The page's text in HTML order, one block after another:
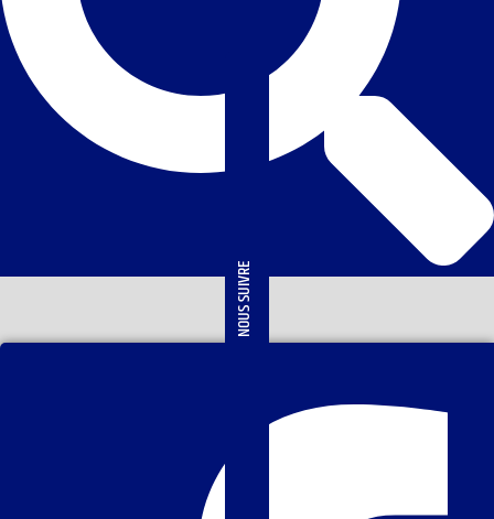
NOUS SUIVRE